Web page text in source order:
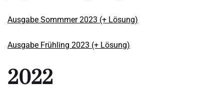
Ausgabe Sommmer 2023 (+ Lösung)
Ausgabe Frühling 2023 (+ Lösung)
2022